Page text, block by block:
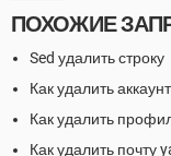
ПОХОЖИЕ
Sed удалить строку
Как удалить
Как удалить
Как удалить почту